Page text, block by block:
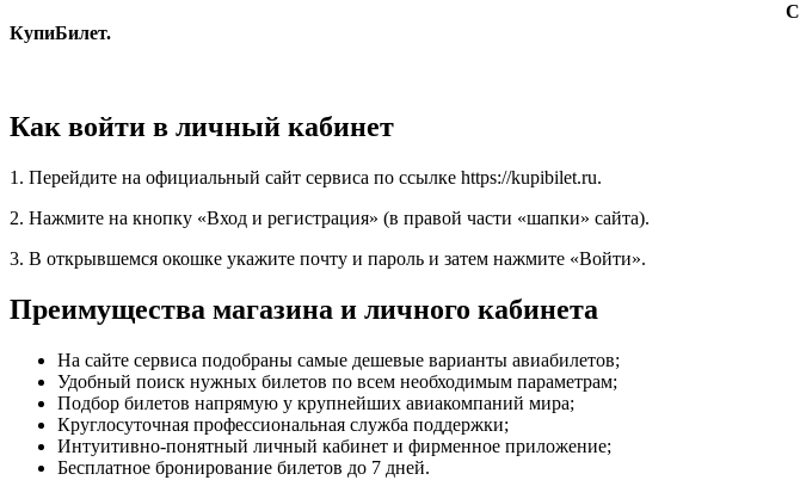
КупиБилет.
Как войти в личный кабинет
1. Перейдите на официальный сайт сервиса по ссылке https://kupibilet.ru.
2. Нажмите на кнопку «Вход и регистрация» (в правой части «шапки» сайта).
3. В открывшемся окошке укажите почту и пароль и затем нажмите «Войти».
Преимущества магазина и личного кабинета
На сайте сервиса подобраны самые дешевые варианты авиабилетов;
Удобный поиск нужных билетов по всем необходимым параметрам;
Подбор билетов напрямую у крупнейших авиакомпаний мира;
Круглосуточная профессиональная служба поддержки;
Интуитивно-понятный личный кабинет и фирменное приложение;
Бесплатное бронирование билетов до 7 дней.